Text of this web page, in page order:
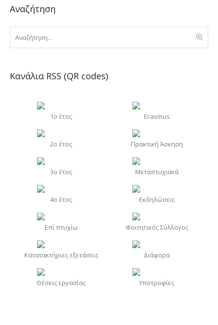
Αναζήτηση
Κανάλια RSS (QR codes)
1o έτος Erasmus
2o έτος Πρακτική Άσκηση
3o έτος Μεταπτυχιακά
4o έτος Εκδηλώσεις
Επί πτυχίω Φοιτητικός Σύλλογος
Κατατακτήριες εξετάσεις Διάφορα
Θέσεις εργασίας Υποτροφίες